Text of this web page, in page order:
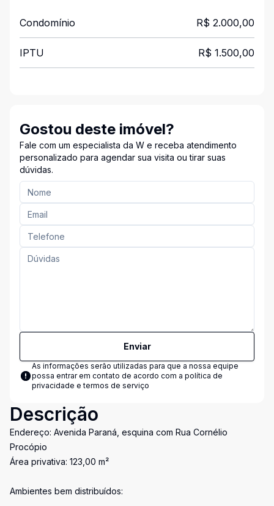
Condomínio R$ 2.000,00
IPTU R$ 1.500,00
Gostou deste imóvel?
Fale com um especialista da W e receba atendimento
personalizado para agendar sua visita ou tirar suas
dúvidas.
Enviar
As informações serão utilizadas para que a nossa equipe
possa entrar em contato de acordo com a política de
privacidade e termos de serviço
Descrição
Endereço: Avenida Paraná, esquina com Rua Cornélio
Procópio
Área privativa: 123,00 m²
Ambientes bem distribuídos: